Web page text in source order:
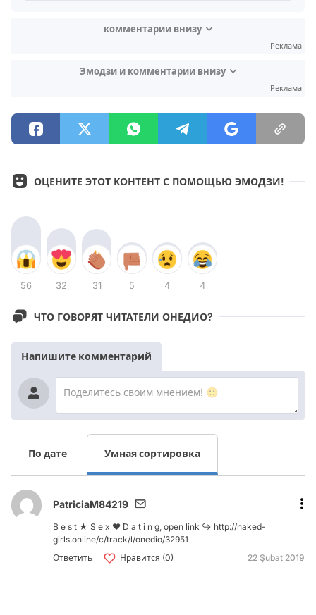
комментарии внизу
Реклама
Эмодзи и комментарии внизу
Реклама
ОЦЕНИТЕ ЭТОТ КОНТЕНТ С ПОМОЩЬЮ ЭМОДЗИ!
56 32 31 5 4 4
ЧТО ГОВОРЯТ ЧИТАТЕЛИ ОНЕДИО?
Напишите комментарий
По дате Умная сортировка
PatriciaM84219
B e s t ★ S e x ❤️ D a t i n g, open link ↪ http://naked-
girls.online/c/track/l/onedio/32951
Ответить
Нравится (0) 22 Şubat 2019